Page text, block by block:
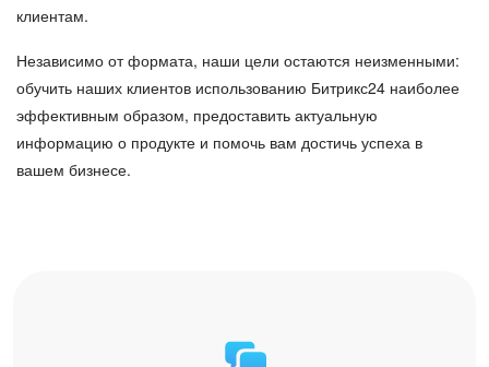
клиентам.
Независимо от формата, наши цели остаются неизменными:
обучить наших клиентов использованию Битрикс24 наиболее
эффективным образом, предоставить актуальную
информацию о продукте и помочь вам достичь успеха в
вашем бизнесе.